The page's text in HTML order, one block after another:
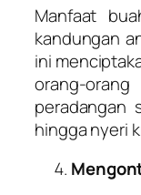
Manfaat
kandungan
ini
orang-
peradangan
hingga nyeri